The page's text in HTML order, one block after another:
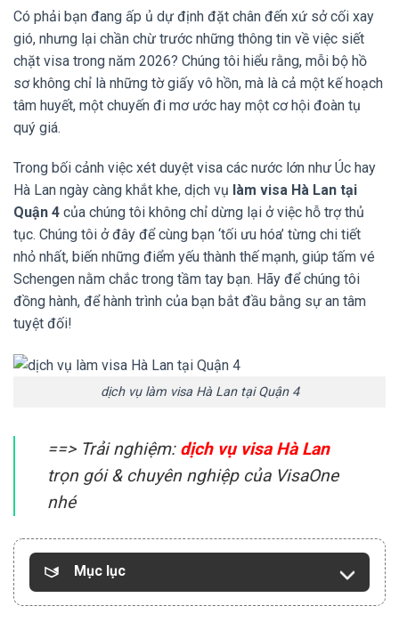
Có phải bạn đang ấp ủ dự định đặt chân đến xứ sở cối xay
gió, nhưng lại chần chừ trước những thông tin về việc siết
chặt visa trong năm 2026? Chúng tôi hiểu rằng, mỗi bộ hồ
sơ không chỉ là những tờ giấy vô hồn, mà là cả một kế hoạch
tâm huyết, một chuyến đi mơ ước hay một cơ hội đoàn tụ
quý giá.
Trong bối cảnh việc xét duyệt visa các nước lớn như Úc hay
Hà Lan ngày càng khắt khe, dịch vụ làm visa Hà Lan tại
Quận 4 của chúng tôi không chỉ dừng lại ở việc hỗ trợ thủ
tục. Chúng tôi ở đây để cùng bạn ‘tối ưu hóa’ từng chi tiết
nhỏ nhất, biến những điểm yếu thành thế mạnh, giúp tấm vé
Schengen nằm chắc trong tầm tay bạn. Hãy để chúng tôi
đồng hành, để hành trình của bạn bắt đầu bằng sự an tâm
tuyệt đối!
dịch vụ làm visa Hà Lan tại Quận 4
==> Trải nghiệm: dịch vụ visa Hà Lan
trọn gói & chuyên nghiệp của VisaOne
nhé
Mục lục